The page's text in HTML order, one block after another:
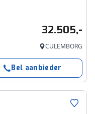
32.505,-
CULEMBORG
Bel aanbieder